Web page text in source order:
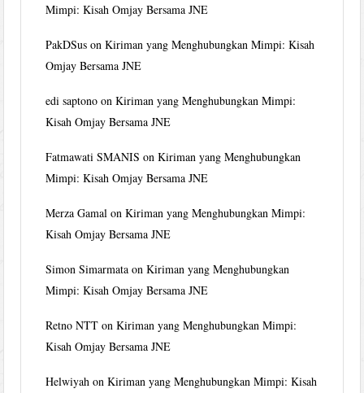
Mimpi: Kisah Omjay Bersama JNE
PakDSus onKiriman yang Menghubungkan Mimpi: Kisah
Omjay Bersama JNE
edi saptono onKiriman yang Menghubungkan Mimpi:
Kisah Omjay Bersama JNE
Fatmawati SMANIS onKiriman yang Menghubungkan
Mimpi: Kisah Omjay Bersama JNE
Merza Gamal onKiriman yang Menghubungkan Mimpi:
Kisah Omjay Bersama JNE
Simon Simarmata onKiriman yang Menghubungkan
Mimpi: Kisah Omjay Bersama JNE
Retno NTT onKiriman yang Menghubungkan Mimpi:
Kisah Omjay Bersama JNE
Helwiyah onKiriman yang Menghubungkan Mimpi: Kisah